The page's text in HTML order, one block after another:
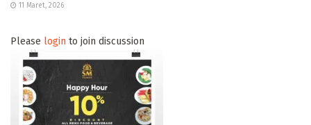
11 Maret, 2026
Please login to join discussion